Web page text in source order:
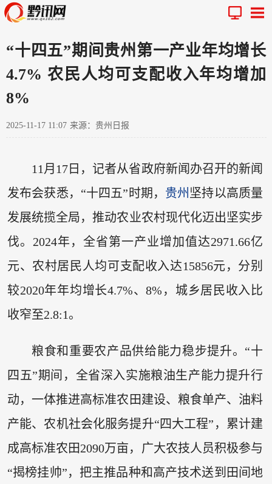
“十四五”期间贵州第一产业年均增长
4.7% 农民人均可支配收入年均增加
8%
2025-11-17 11:07 来源：贵州日报
11月17日，记者从省政府新闻办召开的新闻
发布会获悉，“十四五”时期， 贵州 坚持以高质量
发展统揽全局，推动农业农村现代化迈出坚实步
伐。2024年，全省第一产业增加值达2971.66亿
元、农村居民人均可支配收入达15856元，分别
较2020年年均增长4.7%、8%，城乡居民收入比
收窄至2.8:1。
粮食和重要农产品供给能力稳步提升。“十
四五”期间，全省深入实施粮油生产能力提升行
动，一体推进高标准农田建设、粮食单产、油料
产能、农机社会化服务提升“四大工程”，累计建
成高标准农田2090万亩，广大农技人员积极参与
“揭榜挂帅”，把主推品种和高产技术送到田间地